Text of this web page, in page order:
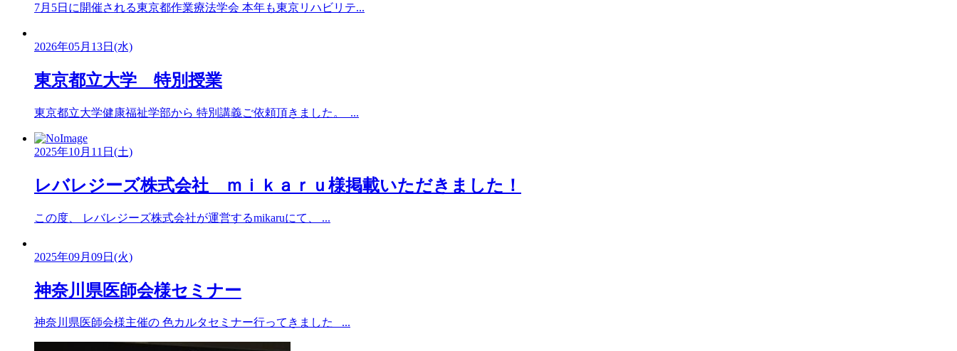
7月5日に開催される東京都作業療法学会 本年も東京リハビリテ...
2026年05月13日(水)
東京都立大学 特別授業
東京都立大学健康福祉学部から 特別講義ご依頼頂きました。 ...
2025年10月11日(土)
レバレジーズ株式会社 ｍｉｋａｒｕ様掲載いただきました！
この度、 レバレジーズ株式会社が運営するmikaruにて、 ...
2025年09月09日(火)
神奈川県医師会様セミナー
神奈川県医師会様主催の 色カルタセミナー行ってきました ...